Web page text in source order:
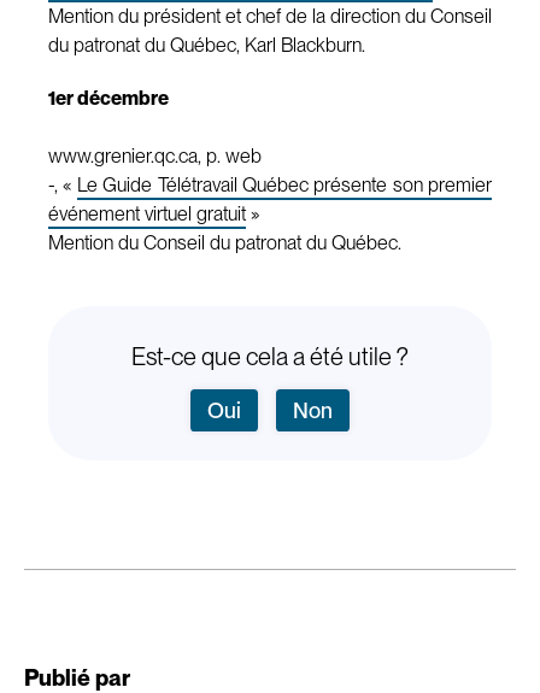
Mention du président et chef de la direction du Conseil
du patronat du Québec, Karl Blackburn.
1er décembre
www.grenier.qc.ca, p. web
-, « Le Guide Télétravail Québec présente son premier
événement virtuel gratuit »
Mention du Conseil du patronat du Québec.
Est-ce que cela a été utile ?
Oui Non
Publié par